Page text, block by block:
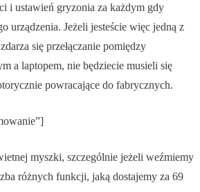
i ustawień gryzonia za każdym gdy
urządzenia. Jeżeli jesteście więc jedną z
się przełączanie pomiędzy
a laptopem, nie będziecie musieli się
powracające do fabrycznych.
myszki, szczególnie jeżeli weźmiemy
różnych funkcji, jaką dostajemy za 69